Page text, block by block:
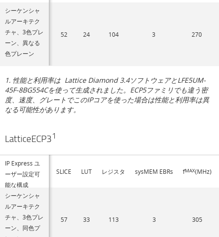
シーケンシャ
ルアーキテク
チャ、3色プレ
ーン、異なる
色プレーン
52 24 104 3 270
1. 性能と利用率は Lattice Diamond 3.4ソフトウェアとLFE5UM-
45F-8BG554Cを使って生成されました。ECP5ファミリでも違う密
度、速度、グレートでこのIPコアを使った場合は性能と利用率は異
なる可能性があります。
LatticeECP31
IP Express ユ
ーザー設定可
能な構成
SLICE LUT レジスタ sysMEM EBRs fMAX(MHz)
シーケンシャ
ルアーキテク
チャ、3色プレ
ーン、同色プ
57 33 113 3 305